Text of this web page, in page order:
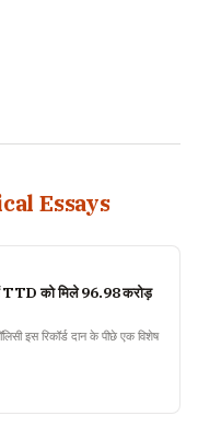
Essays
में TTD को मिले 96.98 करोड़
इस रिकॉर्ड दान के पीछे एक विशेष